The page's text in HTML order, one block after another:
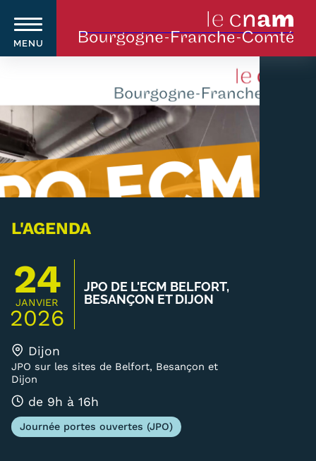
principal
MENU
Navigation
principale
Qui sommes-nous ?
Le Cnam
Le Cnam en Bourgogne Franche-
Nos équipes Cnam BFC
Où sommes-nous ?
Carte lieux et centres Cnam en
BFC
Quoi de neuf au Cnam BFC?
L'AGENDA
24
JANVIER
2026
JPO DE L'ECM BELFORT,
BESANÇON ET DIJON
Dijon
JPO sur les sites de Belfort, Besançon et
Dijon
de 9h à 16h
Journée portes ouvertes (JPO)